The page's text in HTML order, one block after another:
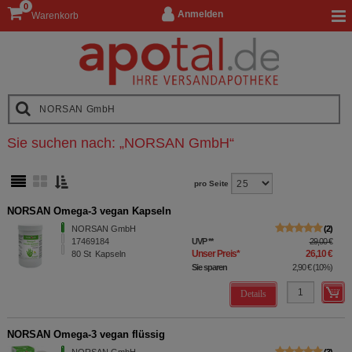
Anmelden
Warenkorb
0
Sie suchen nach: „NORSAN GmbH“
pro Seite
NORSAN Omega-3 vegan Kapseln
NORSAN GmbH
17469184
80 St Kapseln
2
UVP** 29,00 €
Unser Preis* 26,10 €
Sie sparen 2,90 €(10%)
Details
NORSAN Omega-3 vegan flüssig